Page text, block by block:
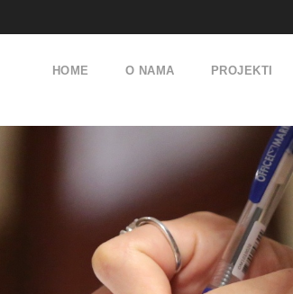
HOME O NAMA PROJEKTI